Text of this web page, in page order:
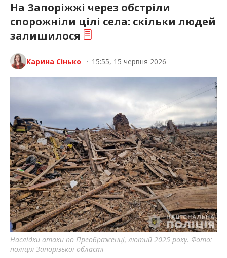
На Запоріжжі через обстріли
спорожніли цілі села: скільки людей
залишилося
Карина Сінько • 15:55, 15 червня 2026
Наслідки атаки по Преображенці, лютий 2025 року. Фото:
поліція Запорізької області